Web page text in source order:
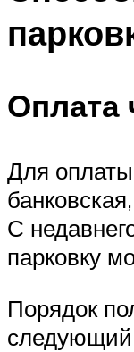
Оплата
Для
С
парковку
Порядок